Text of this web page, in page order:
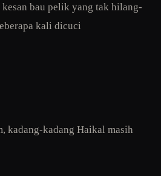
bau pelik yang tak hilang-
kali dicuci
kadang-kadang Haikal masih